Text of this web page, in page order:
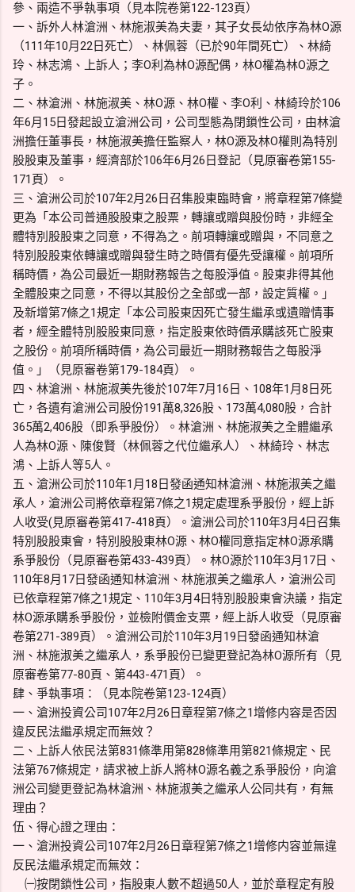
參、兩造不爭執事項（見本院卷第122-123頁）
一、訴外人林滄洲、林施淑美為夫妻，其子女長幼依序為林O源
（111年10月22日死亡）、林佩蓉（已於90年間死亡）、林綺
玲、林志鴻、上訴人；李O利為林O源配偶，林O權為林O源之
子。
二、林滄洲、林施淑美、林O源、林O權、李O利、林綺玲於106
年6月15日發起設立滄洲公司，公司型態為閉鎖性公司，由林滄
洲擔任董事長，林施淑美擔任監察人，林O源及林O權則為特別
股股東及董事，經濟部於106年6月26日登記（見原審卷第155-
171頁）。
三、滄洲公司於107年2月26日召集股東臨時會，將章程第7條變
更為「本公司普通股股東之股票，轉讓或贈與股份時，非經全
體特別股股東之同意，不得為之。前項轉讓或贈與，不同意之
特別股股東依轉讓或贈與發生時之時價有優先受讓權。前項所
稱時價，為公司最近一期財務報告之每股淨值。股東非得其他
全體股東之同意，不得以其股份之全部或一部，設定質權。」
及新增第7條之1規定「本公司股東因死亡發生繼承或遺贈情事
者，經全體特別股股東同意，指定股東依時價承購該死亡股東
之股份。前項所稱時價，為公司最近一期財務報告之每股淨
值。」（見原審卷第179-184頁）。
四、林滄洲、林施淑美先後於107年7月16日、108年1月8日死
亡，各遺有滄洲公司股份191萬8,326股、173萬4,080股，合計
365萬2,406股（即系爭股份）。林滄洲、林施淑美之全體繼承
人為林O源、陳俊賢（林佩蓉之代位繼承人）、林綺玲、林志
鴻、上訴人等5人。
五、滄洲公司於110年1月18日發函通知林滄洲、林施淑美之繼
承人，滄洲公司將依章程第7條之1規定處理系爭股份，經上訴
人收受(見原審卷第417-418頁）。滄洲公司於110年3月4日召集
特別股股東會，特別股股東林O源、林O權同意指定林O源承購
系爭股份（見原審卷第433-439頁）。林O源於110年3月17日、
110年8月17日發函通知林滄洲、林施淑美之繼承人，滄洲公司
已依章程第7條之1規定、110年3月4日特別股股東會決議，指定
林O源承購系爭股份，並檢附價金支票，經上訴人收受（見原審
卷第271-389頁）。滄洲公司於110年3月19日發函通知林滄
洲、林施淑美之繼承人，系爭股份已變更登記為林O源所有（見
原審卷第77-80頁、第443-471頁）。
肆、爭執事項：（見本院卷第123-124頁）
一、滄洲投資公司107年2月26日章程第7條之1增修内容是否因
違反民法繼承規定而無效？
二、上訴人依民法第831條準用第828條準用第821條規定、民
法第767條規定，請求被上訴人將林O源名義之系爭股份，向滄
洲公司變更登記為林滄洲、林施淑美之繼承人公同共有，有無
理由？
伍、得心證之理由：
一、滄洲投資公司107年2月26日章程第7條之1增修内容並無違
反民法繼承規定而無效：
㈠按閉鎖性公司，指股東人數不超過50人，並於章程定有股